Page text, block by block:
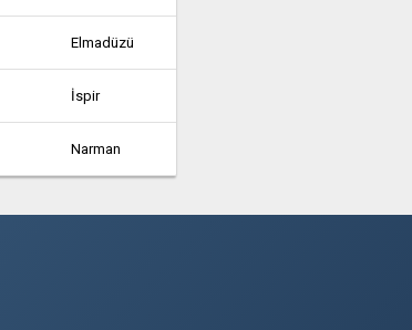
Elmadüzü
İspir
Narman